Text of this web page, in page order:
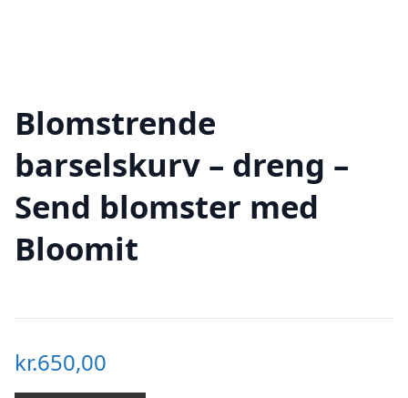
Blomstrende
barselskurv – dreng –
Send blomster med
Bloomit
kr.650,00